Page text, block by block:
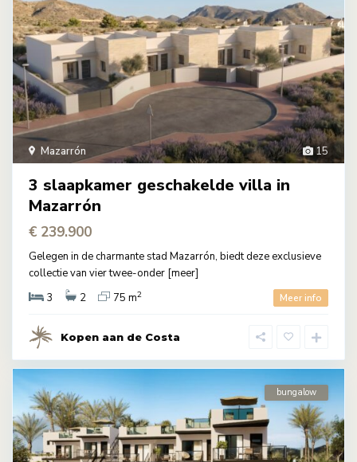
15
Mazarrón
3 slaapkamer geschakelde villa in
Mazarrón
€ 239.900
Gelegen in de charmante stad Mazarrón, biedt deze exclusieve
collectie van vier twee-onder [meer]
3
2 75 m2 Meer info
Kopen aan de Costa
bungalow